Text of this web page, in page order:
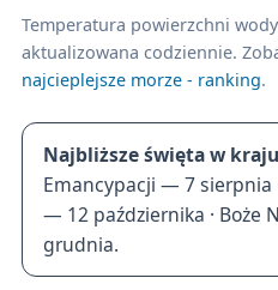
Temperatura powierzchni
aktualizowana codziennie.
najcieplejsze morze - ranking.
Najbliższe święta w
Emancypacji — 7 sierpnia
— 12 października · Boże
grudnia.